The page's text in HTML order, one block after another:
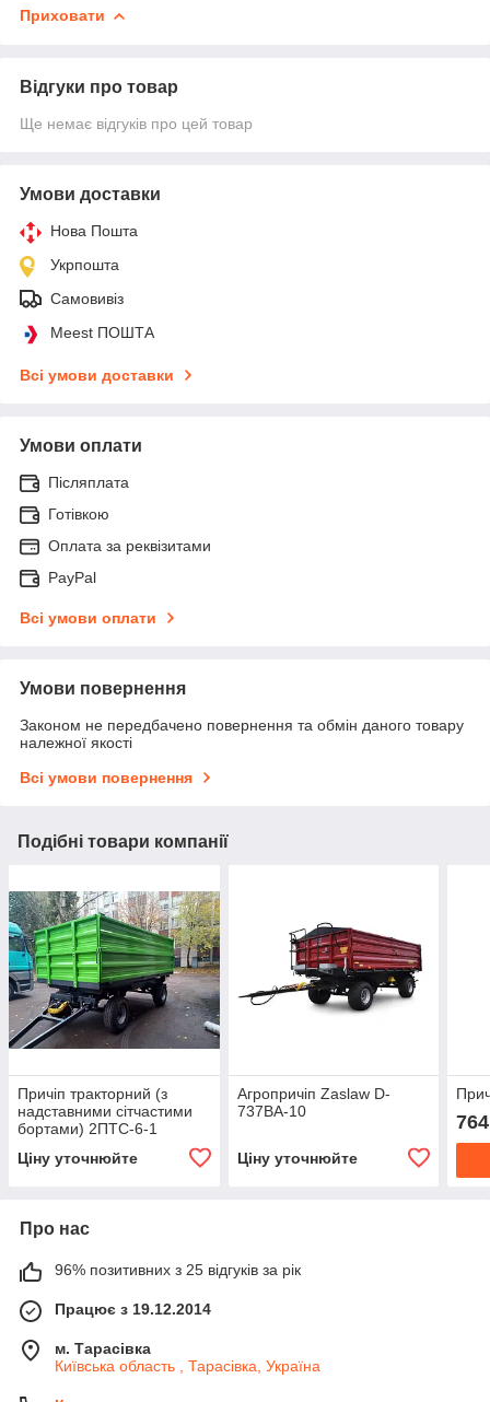
Приховати
Відгуки про товар
Ще немає відгуків про цей товар
Умови доставки
Нова Пошта
Укрпошта
Самовивіз
Meest ПОШТА
Всі умови доставки
Умови оплати
Післяплата
Готівкою
Оплата за реквізитами
PayPal
Всі умови оплати
Умови повернення
Законом не передбачено повернення та обмін даного товару
належної якості
Всі умови повернення
Подібні товари компанії
Причіп тракторний (з
надставними сітчастими
бортами) 2ПТС-6-1
Ціну уточнюйте
Агропричіп Zaslaw D-
737BA-10
Ціну уточнюйте
Про нас
96% позитивних з 25 відгуків за рік
Працює з 19.12.2014
м. Тарасівка
Київська область , Тарасівка, Україна